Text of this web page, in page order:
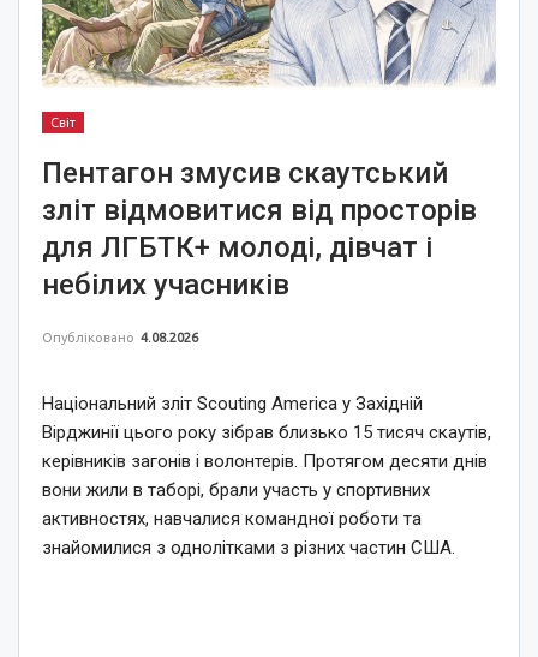
Світ
Пентагон змусив скаутський
зліт відмовитися від просторів
для ЛГБТК+ молоді, дівчат і
небілих учасників
Опубліковано 4.08.2026
Національний зліт Scouting America у Західній
Вірджинії цього року зібрав близько 15 тисяч скаутів,
керівників загонів і волонтерів. Протягом десяти днів
вони жили в таборі, брали участь у спортивних
активностях, навчалися командної роботи та
знайомилися з однолітками з різних частин США.